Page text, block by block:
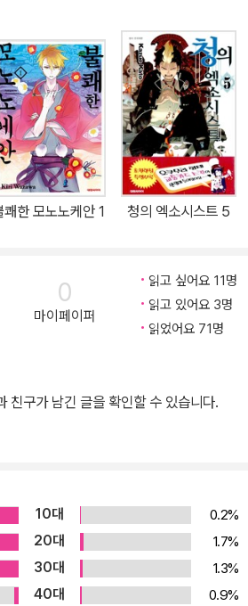
쾌한 모노노케안 1 청의 엑소시스트 5
0
마이페이퍼
읽고 싶어요 11명
읽고 있어요 3명
읽었어요 71명
친구가 남긴 글을 확인할 수 있습니다.
10대
0.2%
20대
1.7%
30대
1.3%
40대
0.9%